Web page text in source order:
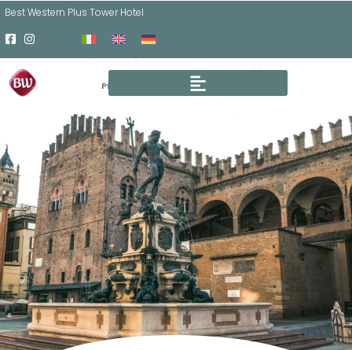
Best Western Plus Tower Hotel
PRENOTA